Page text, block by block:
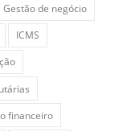
Gestão de negócio
ICMS
financeiro